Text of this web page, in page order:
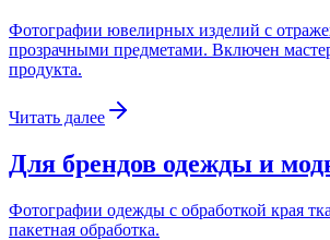
Фотографии ювелирных изделий с
прозрачными предметами. Включен
продукта.
Читать далее
Для брендов одежды и
Фотографии одежды с обработкой края
пакетная обработка.